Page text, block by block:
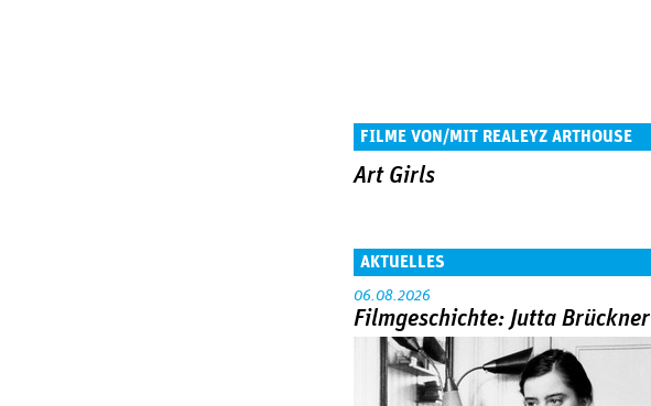
FILME VON/MIT REALEYZ ARTHOUSE
CINEMA
Art Girls
AKTUELLES
06.08.2026
Filmgeschichte: Jutta Brückner